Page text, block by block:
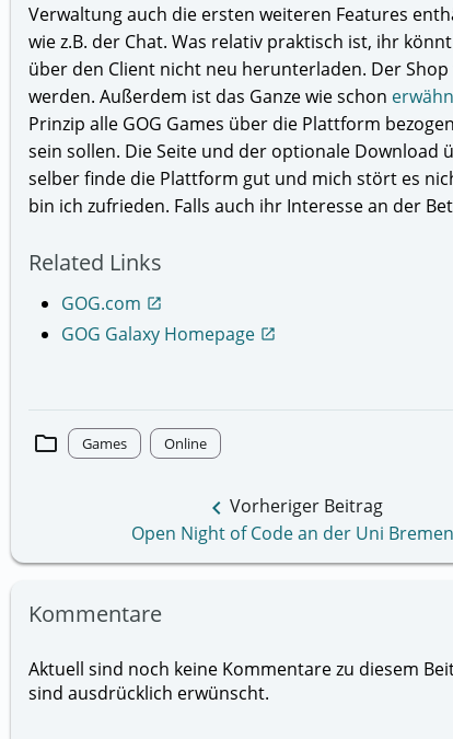
Verwaltung auch die ersten weiteren Features
wie z.B. der Chat. Was relativ praktisch ist, ihr
über den Client nicht neu herunterladen. Der
werden. Außerdem ist das Ganze wie schon
Prinzip alle GOG Games über die Plattform
sein sollen. Die Seite und der optionale Download
selber finde die Plattform gut und mich stört es
bin ich zufrieden. Falls auch ihr Interesse an der
Related Links
GOG.com open_in_new
GOG Galaxy Homepage open_in_new
folder Games Online
keyboard_arrow_left Vorheriger Beitrag
Open Night of Code an der Uni Bremen
Kommentare
Aktuell sind noch keine Kommentare zu diesem
sind ausdrücklich erwünscht.